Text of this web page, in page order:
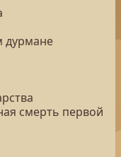
дурмане
смерть первой